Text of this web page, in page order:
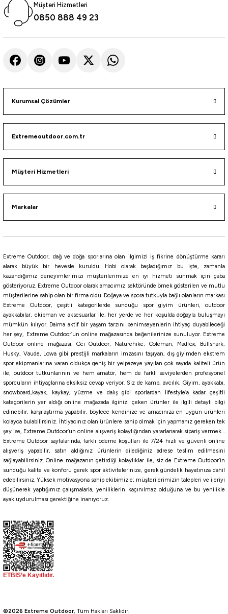
Müşteri Hizmetleri
0850 888 49 23
Kurumsal Çözümler
Extremeoutdoor.com.tr
Müşteri Hizmetleri
Markalar
Extreme Outdoor, dağ ve doğa sporlarına olan ilgimizi iş fikrine dönüştürme kararı
alarak büyük bir hevesle kuruldu. Hobi olarak başladığımız bu işte, zamanla
kazandığımız deneyimlerimizi müşterilerimize en iyi hizmeti sunmak için çaba
gösteriyoruz. Extreme Outdoor olarak amacımız sektöründe örnek gösterilen ve mutlu
müşterilerine sahip olan bir firma oldu. Doğaya ve spora tutkuyla bağlı olanların markası
Extreme Outdoor, çeşitli kategorilerde sunduğu spor giyim ürünleri, outdoor
ayakkabılar, ekipman ve aksesuarlar ile, her yerde ve her koşulda doğayla buluşmayı
mümkün kılıyor. Daima aktif bir yaşam tarzını benimseyenlerin ihtiyaç duyabileceği
her şey, Extreme Outdoor’un online mağazasında beğenilerinize sunuluyor. Extreme
Outdoor online mağazası; Gci Outdoor, Naturehike, Coleman, Madfox, Bullshark,
Husky, Vaude, Lowa gibi prestijli markaların imzasını taşıyan, dış giyimden ekstrem
spor ekipmanlarına varan oldukça geniş bir yelpazeye yayılan çok sayıda kaliteli ürün
ile, outdoor tutkunlarının ve hem amatör, hem de farklı seviyelerden profesyonel
sporcuların ihtiyaçlarına eksiksiz cevap veriyor. Siz de kamp, avcılık, Giyim, ayakkabı,
snowboard,kayak, kaykay, yüzme ve dalış gibi sporlardan lifestyle’a kadar çeşitli
kategorilerin yer aldığı online mağazada ilginizi çeken ürünler ile ilgili detaylı bilgi
edinebilir, karşılaştırma yapabilir, böylece kendinize ve amacınıza en uygun ürünleri
kolayca bulabilirsiniz. İhtiyacınız olan ürünlere sahip olmak için yapmanız gereken tek
şey ise, Extreme Outdoor’un online alışveriş kolaylığından yararlanarak sipariş vermek…
Extreme Outdoor sayfalarında, farklı ödeme koşulları ile 7/24 hızlı ve güvenli online
alışveriş yapabilir, satın aldığınız ürünlerin dilediğiniz adrese teslim edilmesini
sağlayabilirsiniz. Online mağazanın getirdiği kolaylıklar ile, siz de Extreme Outdoor’in
sunduğu kalite ve konforu gerek spor aktivitelerinize, gerek gündelik hayatınıza dahil
edebilirsiniz. Yüksek motivasyona sahip ekibimizle; müşterilerimizin talepleri ve ileriyi
düşünerek yaptığımız çalışmalarla, yeniliklerin kaçınılmaz olduğuna ve bu yenilikle
ayak uydurulması gerektiğine inanıyoruz.
©2026 Extreme Outdoor, Tüm Hakları Saklıdır.